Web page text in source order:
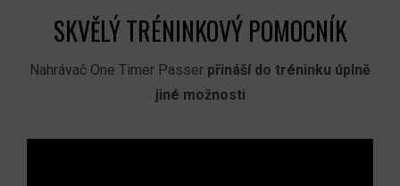
SKVĚLÝ TRÉNINKOVÝ POMOCNÍK
Nahrávač One Timer Passer přináší do tréninku úplně
jiné možnosti